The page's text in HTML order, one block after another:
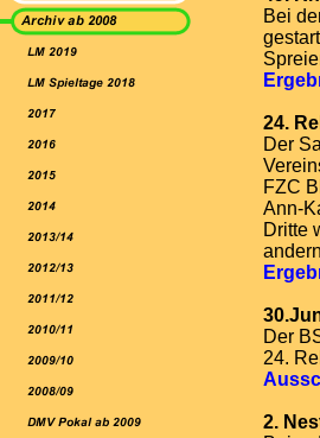
Bei
24.
Der
FZC
Ann-
Dritte
Der
24.
2.